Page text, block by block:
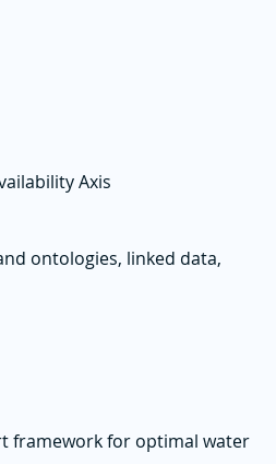
Axis
ontologies, linked data,
framework for optimal water